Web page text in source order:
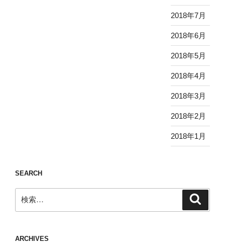
2018年7月
2018年6月
2018年5月
2018年4月
2018年3月
2018年2月
2018年1月
SEARCH
索:
ARCHIVES